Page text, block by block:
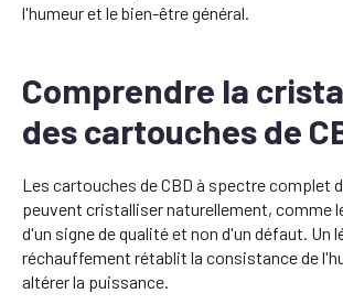
l'humeur et le bien-être général.
Comprendre la
des cartouches de
Les cartouches de CBD à spectre complet
peuvent cristalliser naturellement, comme
d'un signe de qualité et non d'un défaut. Un
réchauffement rétablit la consistance de
altérer la puissance.